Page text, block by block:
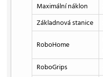
Maximální náklon
Základnová stanice
RoboHome
RoboGrips